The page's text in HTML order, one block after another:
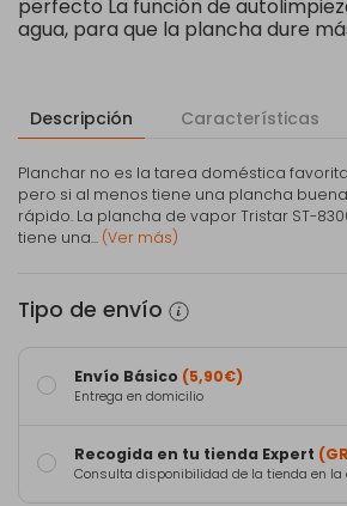
perfecto La función de
agua, para que la plancha dure
Descripción Características
Planchar no es la tarea doméstica
pero si al menos tiene una plancha
rápido. La plancha de vapor Tristar ST-
tiene una... (Ver más)
Tipo de envío
Envío Básico (5,90€)
Entrega en domicilio
Recogida en tu tienda Expert
Consulta disponibilidad de la tienda en la